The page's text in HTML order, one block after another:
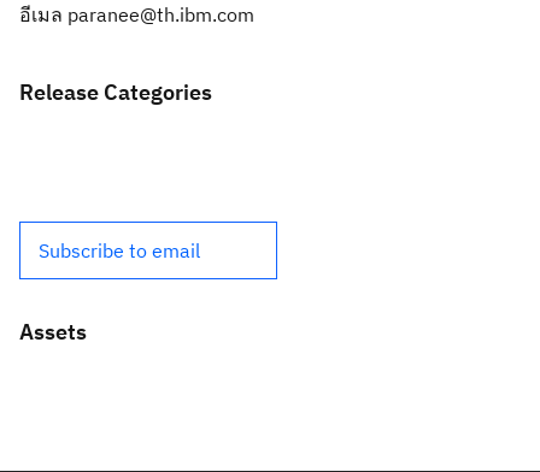
อีเมล paranee@th.ibm.com
Release Categories
Subscribe to email
Assets